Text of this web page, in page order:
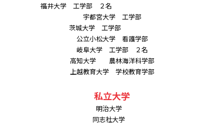
福井大学 工学部 ２名
宇都宮大学 工学部
茨城大学 工学部
公立小松大学 看護学部
岐阜大学 工学部 ２名
高知大学 農林海洋科学部
上越教育大学 学校教育学部
私立大学
明治大学
同志社大学